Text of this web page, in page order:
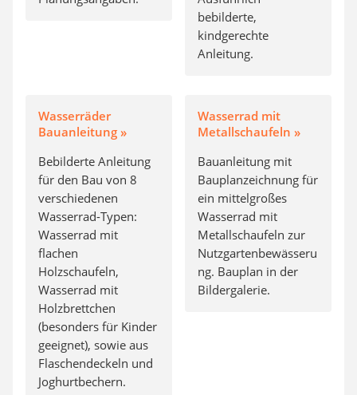
bebilderte,
kindgerechte
Anleitung.
Wasserräder
Bauanleitung »
Bebilderte Anleitung
für den Bau von 8
verschiedenen
Wasserrad-Typen:
Wasserrad mit
flachen
Holzschaufeln,
Wasserrad mit
Holzbrettchen
(besonders für Kinder
geeignet), sowie aus
Flaschendeckeln und
Joghurtbechern.
Wasserrad mit
Metallschaufeln »
Bauanleitung mit
Bauplanzeichnung für
ein mittelgroßes
Wasserrad mit
Metallschaufeln zur
Nutzgartenbewässeru
ng. Bauplan in der
Bildergalerie.